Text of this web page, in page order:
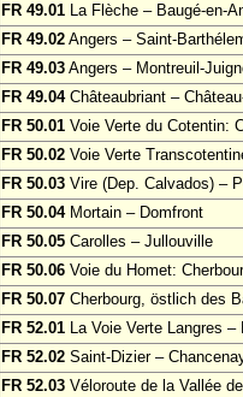
FR 49.01 La Flèche – Baugé-en-
FR 49.02 Angers – Saint-
FR 49.03 Angers – Montreuil-
FR 49.04Châteaubriant –
FR 50.01 Voie Verte du Cotentin:
FR 50.02 Voie Verte
FR 50.03 Vire (Dep. Calvados) –
FR 50.04Mortain – Domfront
FR 50.05 Carolles – Jullouville
FR 50.06 Voie du Homet:
FR 50.07 Cherbourg, östlich des
FR 52.01 La Voie Verte Langres –
FR 52.02 Saint-Dizier –
FR 52.03 Véloroute de la Vallée